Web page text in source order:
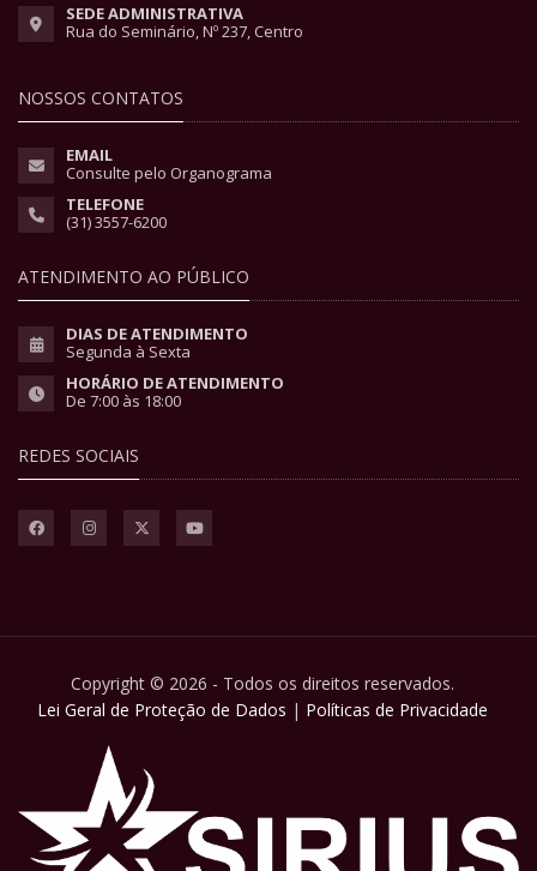
SEDE ADMINISTRATIVA
Rua do Seminário, Nº 237, Centro
NOSSOS CONTATOS
EMAIL
Consulte pelo Organograma
TELEFONE
(31) 3557-6200
ATENDIMENTO AO PÚBLICO
DIAS DE ATENDIMENTO
Segunda à Sexta
HORÁRIO DE ATENDIMENTO
De 7:00 às 18:00
REDES SOCIAIS
Copyright © 2026 - Todos os direitos reservados.
Lei Geral de Proteção de Dados | Políticas de Privacidade